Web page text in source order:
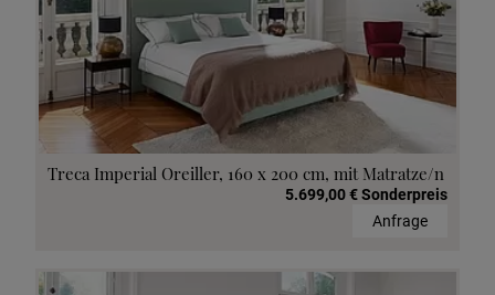
Treca Imperial Oreiller, 160 x 200 cm, mit Matratze/n
5.699,00 € Sonderpreis
Anfrage